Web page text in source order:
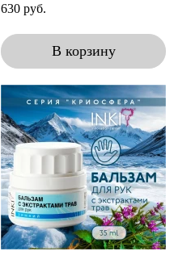
630 руб.
В корзину